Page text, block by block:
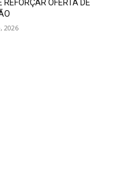
REFORÇAR OFERTA DE
2026